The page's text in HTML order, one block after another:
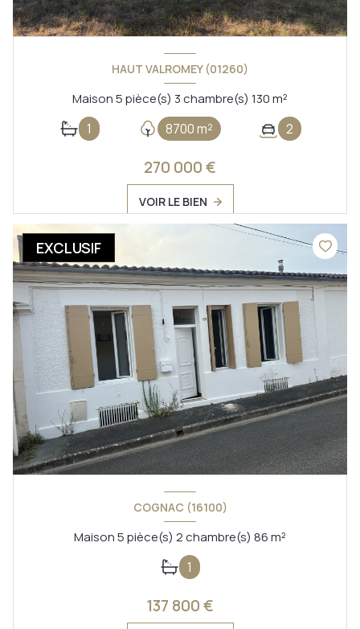
HAUT VALROMEY (01260)
Maison 5 pièce(s) 3 chambre(s) 130 m²
1 8700 m² 2
270 000 €
VOIR LE BIEN
EXCLUSIF
COGNAC (16100)
Maison 5 pièce(s) 2 chambre(s) 86 m²
1
137 800 €